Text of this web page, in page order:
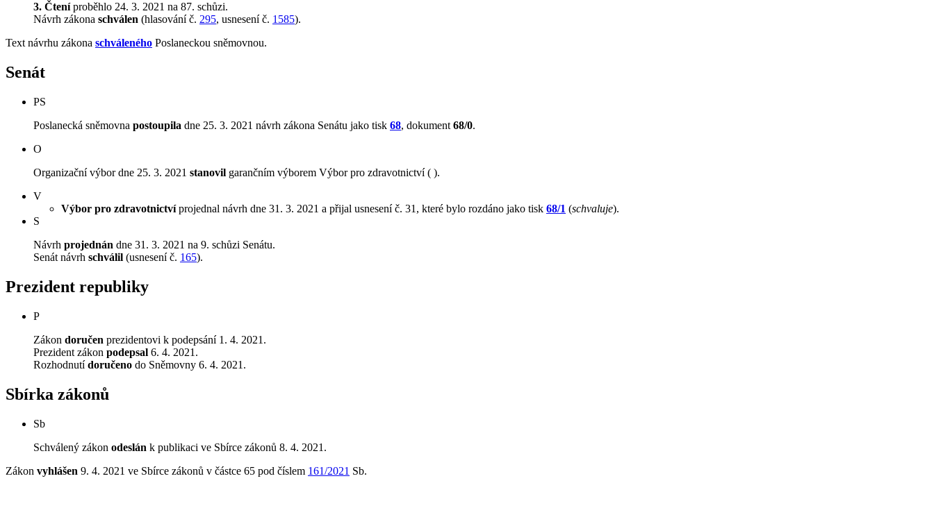
3. Čteníproběhlo 24. 3. 2021 na 87. schůzi.
Návrh zákona schválen (hlasování č. 295, usnesení č. 1585).
Text návrhu zákona schváleného Poslaneckou sněmovnou.
Senát
PS
Poslanecká sněmovna postoupila dne 25. 3. 2021 návrh zákona Senátu jako tisk 68, dokument 68/0.
O
Organizační výbor dne 25. 3. 2021 stanovil garančním výborem Výbor pro zdravotnictví ( ).
V
Výbor pro zdravotnictvíprojednal návrh dne 31. 3. 2021 a přijal usnesení č. 31, které bylo rozdáno jako tisk 68/1 (schvaluje).
S
Návrh projednán dne 31. 3. 2021 na 9. schůzi Senátu.
Senát návrh schválil (usnesení č. 165).
Prezident republiky
P
Zákon doručen prezidentovi k podepsání 1. 4. 2021.
Prezident zákon podepsal 6. 4. 2021.
Rozhodnutídoručeno do Sněmovny 6. 4. 2021.
Sbírka zákonů
Sb
Schválený zákon odeslán k publikaci ve Sbírce zákonů 8. 4. 2021.
Zákon vyhlášen 9. 4. 2021 ve Sbírce zákonů v částce 65 pod číslem 161/2021 Sb.